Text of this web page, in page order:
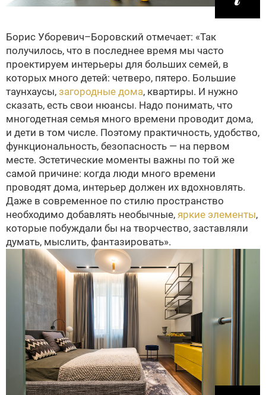
Борис Уборевич–Боровский отмечает: «Так
получилось, что в последнее время мы часто
проектируем интерьеры для больших семей, в
которых много детей: четверо, пятеро. Большие
таунхаусы, загородные дома, квартиры. И нужно
сказать, есть свои нюансы. Надо понимать, что
многодетная семья много времени проводит дома,
и дети в том числе. Поэтому практичность, удобство,
функциональность, безопасность — на первом
месте. Эстетические моменты важны по той же
самой причине: когда люди много времени
проводят дома, интерьер должен их вдохновлять.
Даже в современное по стилю пространство
необходимо добавлять необычные, яркие элементы,
которые побуждали бы на творчество, заставляли
думать, мыслить, фантазировать».